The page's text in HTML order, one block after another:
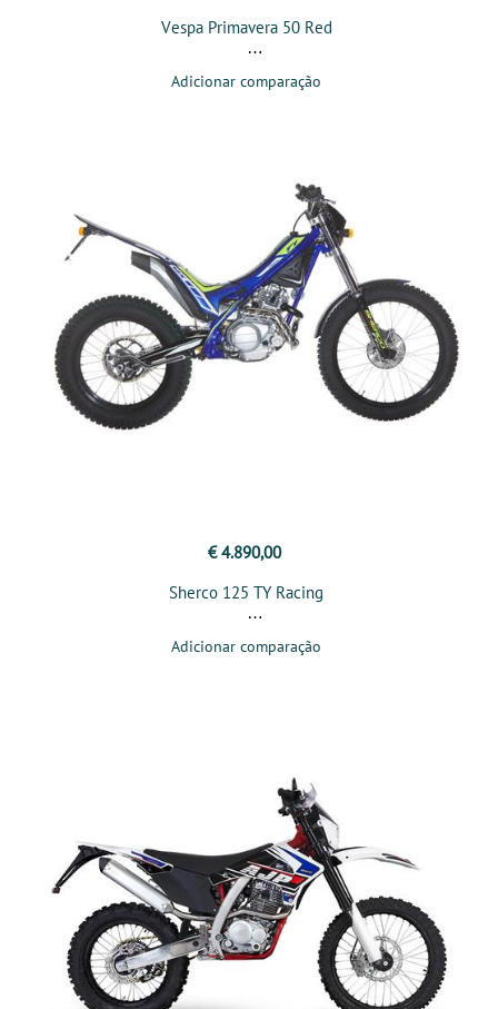
Vespa Primavera 50 Red
Adicionar comparação
€ 4.890,00
Sherco 125 TY Racing
Adicionar comparação